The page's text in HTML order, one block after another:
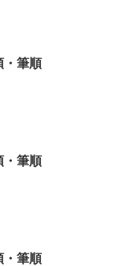
・筆順
・筆順
・筆順